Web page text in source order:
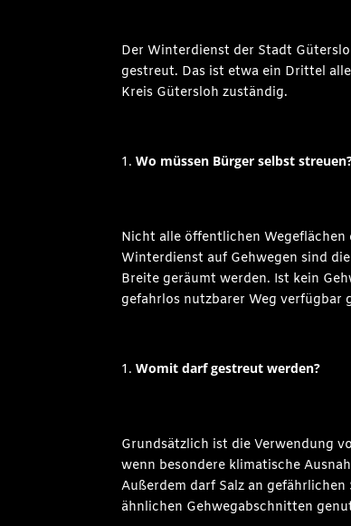
Der Winterdienst der Stadt
gestreut. Das ist etwa ein Drittel
Kreis Gütersloh zuständig.
Wo müssen Bürger selbst
Nicht alle öffentlichen
Winterdienst auf Gehwegen sind
Breite geräumt werden. Ist kein
gefahrlos nutzbarer Weg verfügbar
Womit darf gestreut werden?
Grundsätzlich ist die Verwendung
wenn besondere klimatische
Außerdem darf Salz an
ähnlichen Gehwegabschnitten